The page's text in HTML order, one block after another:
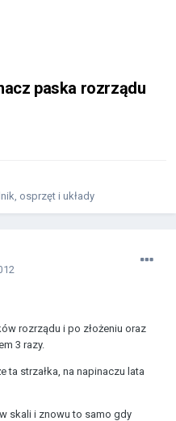
paska rozrządu
osprzęt i układy
rozrządu i po złożeniu oraz
3 razy.
ta strzałka, na napinaczu lata
skali i znowu to samo gdy